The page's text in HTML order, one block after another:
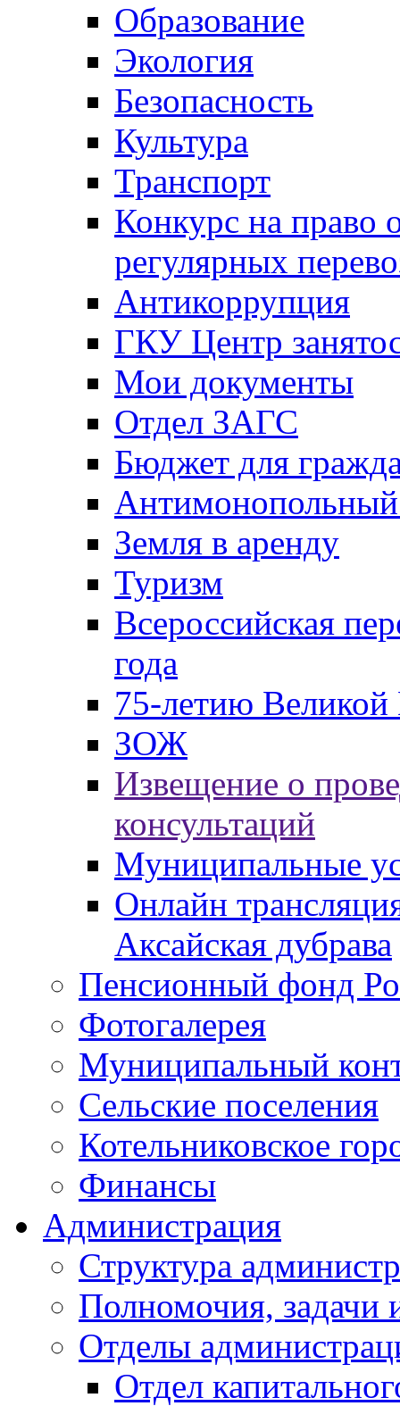
Образование
Экология
Безопасность
Культура
Транспорт
Конкурс на право
регулярных
Антикоррупция
ГКУ Центр
Мои документы
Отдел ЗАГС
Бюджет для
Антимонопольный
Земля в аренду
Туризм
Всероссийская
года
75-летию
ЗОЖ
Извещение о
консультаций
Муниципальные
Онлайн
Аксайская дубрава
Пенсионный фонд
Фотогалерея
Муниципальный
Сельские поселения
Котельниковское
Финансы
Администрация
Структура
Полномочия, задачи
Отделы
Отдел